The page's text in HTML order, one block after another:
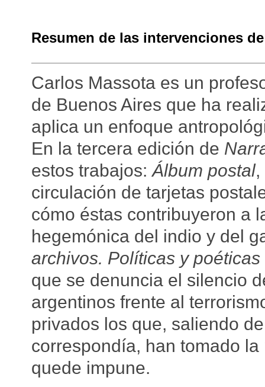
Resumen de las intervenciones
Carlos Massota es un
de Buenos Aires que ha
aplica un enfoque
En la tercera edición de
estos trabajos:Álbum postal,
circulación de tarjetas
cómo éstas contribuyeron a
hegemónica del indio y del
archivos. Políticas y
que se denuncia el silencio
argentinos frente al
privados los que, saliendo
correspondía, han tomado
quede impune.